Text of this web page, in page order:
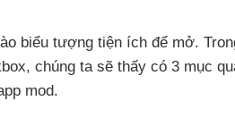
biểu tượng tiện ích để mở.
, chúng ta sẽ thấy có 3 mục
mod.